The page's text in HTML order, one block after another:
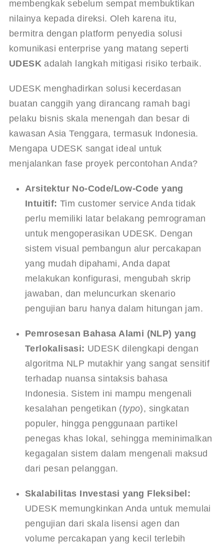
membengkak sebelum sempat membuktikan
nilainya kepada direksi. Oleh karena itu,
bermitra dengan platform penyedia solusi
komunikasi enterprise yang matang seperti
UDESK adalah langkah mitigasi risiko terbaik.
UDESK menghadirkan solusi kecerdasan
buatan canggih yang dirancang ramah bagi
pelaku bisnis skala menengah dan besar di
kawasan Asia Tenggara, termasuk Indonesia.
Mengapa UDESK sangat ideal untuk
menjalankan fase proyek percontohan Anda?
Arsitektur No-Code/Low-Code yang
Intuitif: Tim customer service Anda tidak
perlu memiliki latar belakang pemrograman
untuk mengoperasikan UDESK. Dengan
sistem visual pembangun alur percakapan
yang mudah dipahami, Anda dapat
melakukan konfigurasi, mengubah skrip
jawaban, dan meluncurkan skenario
pengujian baru hanya dalam hitungan jam.
Pemrosesan Bahasa Alami (NLP) yang
Terlokalisasi: UDESK dilengkapi dengan
algoritma NLP mutakhir yang sangat sensitif
terhadap nuansa sintaksis bahasa
Indonesia. Sistem ini mampu mengenali
kesalahan pengetikan (typo), singkatan
populer, hingga penggunaan partikel
penegas khas lokal, sehingga meminimalkan
kegagalan sistem dalam mengenali maksud
dari pesan pelanggan.
Skalabilitas Investasi yang Fleksibel:
UDESK memungkinkan Anda untuk memulai
pengujian dari skala lisensi agen dan
volume percakapan yang kecil terlebih